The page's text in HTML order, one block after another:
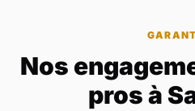
Nos
pros à